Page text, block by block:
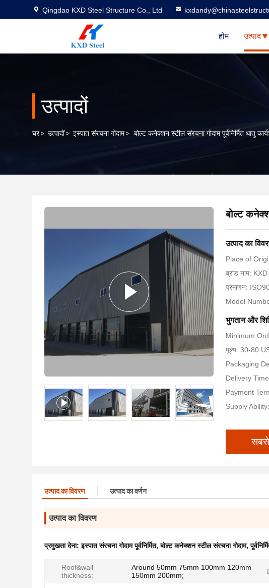
Qingdao KXD Steel Structure Co., Ltd
होम उत्पाद
उत्पादों
घर> उत्पादों> इस्पात संरचना गोदाम> बोल्ट कनेक्शन स्टील संरचना गोदाम पूर्वनिर्मित धातु
बोल्ट
उत्पाद का
Place of
ब्रांड नाम:
प्रमाणन:
Model
भुगतान और
Minimum
मूल्य: 30-80
Packaging
Delivery
Payment
Supply
सबसे
उत्पाद का विवरण उत्पाद का वर्णन
उत्पाद का विवरण
प्रमुखता देना:इस्पात संरचना गोदाम पूर्वनिर्मित,बोल्ट कनेक्शन स्टील संरचना गोदाम,
Roof&wall
thickness:
Around 50mm 75mm 100mm 120mm
150mm 200mm;